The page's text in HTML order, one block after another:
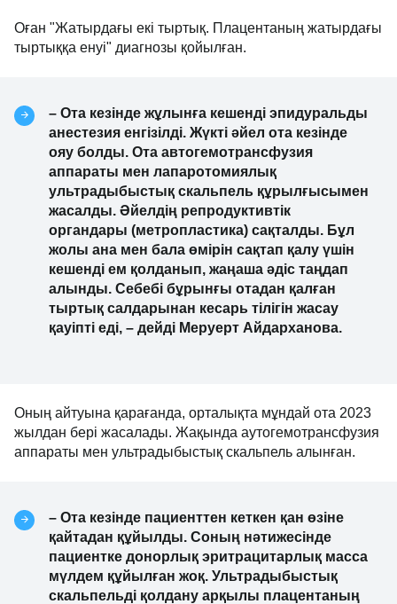
Оған "Жатырдағы екі тыртық. Плацентаның жатырдағы
тыртыққа енуі" диагнозы қойылған.
– Ота кезінде жұлынға кешенді эпидуральды
анестезия енгізілді. Жүкті әйел ота кезінде
ояу болды. Ота автогемотрансфузия
аппараты мен лапаротомиялық
ультрадыбыстық скальпель құрылғысымен
жасалды. Әйелдің репродуктивтік
органдары (метропластика) сақталды. Бұл
жолы ана мен бала өмірін сақтап қалу үшін
кешенді ем қолданып, жаңаша әдіс таңдап
алынды. Себебі бұрынғы отадан қалған
тыртық салдарынан кесарь тілігін жасау
қауіпті еді, – дейді Меруерт Айдарханова.
Оның айтуына қарағанда, орталықта мұндай ота 2023
жылдан бері жасалады. Жақында аутогемотрансфузия
аппараты мен ультрадыбыстық скальпель алынған.
– Ота кезінде пациенттен кеткен қан өзіне
қайтадан құйылды. Соның нәтижесінде
пациентке донорлық эритрацитарлық масса
мүлдем құйылған жоқ. Ультрадыбыстық
скальпельді қолдану арқылы плацентаның